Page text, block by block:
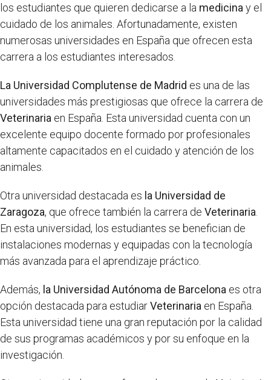
los estudiantes que quieren dedicarse a la medicina y el
cuidado de los animales. Afortunadamente, existen
numerosas universidades en España que ofrecen esta
carrera a los estudiantes interesados.
La Universidad Complutense de Madrid es una de las
universidades más prestigiosas que ofrece la carrera de
Veterinaria en España. Esta universidad cuenta con un
excelente equipo docente formado por profesionales
altamente capacitados en el cuidado y atención de los
animales.
Otra universidad destacada es la Universidad de
Zaragoza, que ofrece también la carrera de Veterinaria
En esta universidad, los estudiantes se benefician de
instalaciones modernas y equipadas con la tecnología
más avanzada para el aprendizaje práctico.
Además, la Universidad Autónoma de Barcelona es otra
opción destacada para estudiarVeterinaria en España.
Esta universidad tiene una gran reputación por la calidad
de sus programas académicos y por su enfoque en la
investigación.